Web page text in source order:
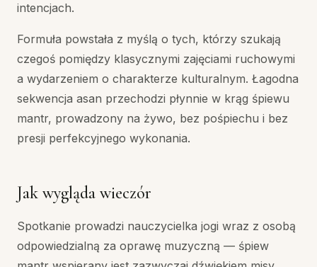
intencjach.
Formuła powstała z myślą o tych, którzy szukają
czegoś pomiędzy klasycznymi zajęciami ruchowymi
a wydarzeniem o charakterze kulturalnym. Łagodna
sekwencja asan przechodzi płynnie w krąg śpiewu
mantr, prowadzony na żywo, bez pośpiechu i bez
presji perfekcyjnego wykonania.
Jak wygląda wieczór
Spotkanie prowadzi nauczycielka jogi wraz z osobą
odpowiedzialną za oprawę muzyczną — śpiew